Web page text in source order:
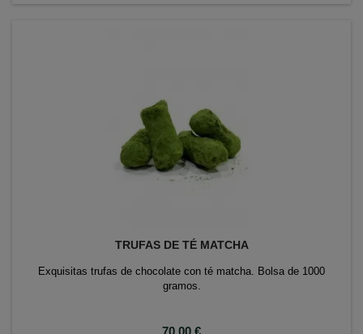
TRUFAS DE TÉ MATCHA
Exquisitas trufas de chocolate con té matcha. Bolsa de 1000
gramos.
Precio